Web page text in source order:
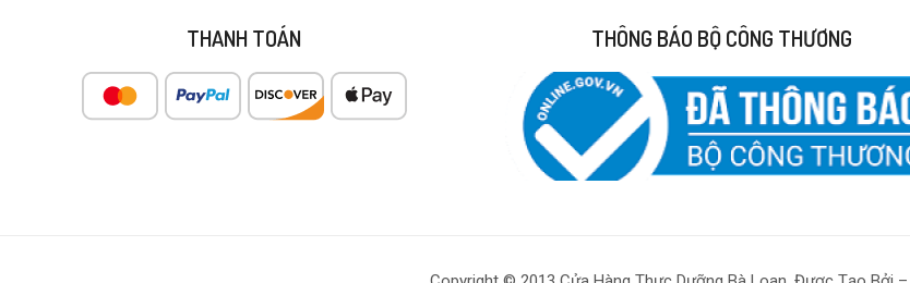
THANH TOÁN THÔNG BÁO BỘ CÔNG THƯƠNG